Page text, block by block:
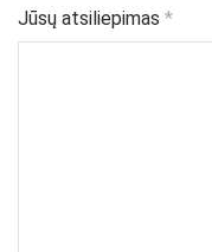
Jūsų atsiliepimas *